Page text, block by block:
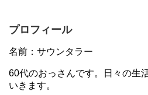
プロフィール
名前：サウンタラー
60代のおっさんです。日々の生
いきます。